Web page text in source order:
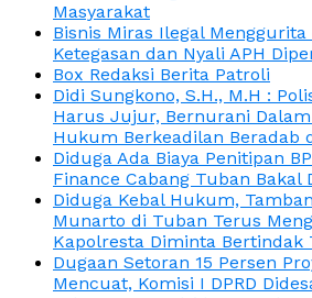
Masyarakat
Bisnis Miras Ilegal
Ketegasan dan Nyali APH
Box Redaksi Berita Patroli
Didi Sungkono, S.H., M.H :
Harus Jujur, Bernurani
Hukum Berkeadilan Beradab
Diduga Ada Biaya Penitipan
Finance Cabang Tuban Bakal
Diduga Kebal Hukum,
Munarto di Tuban Terus
Kapolresta Diminta Bertindak
Dugaan Setoran 15 Persen
Mencuat, Komisi I DPRD